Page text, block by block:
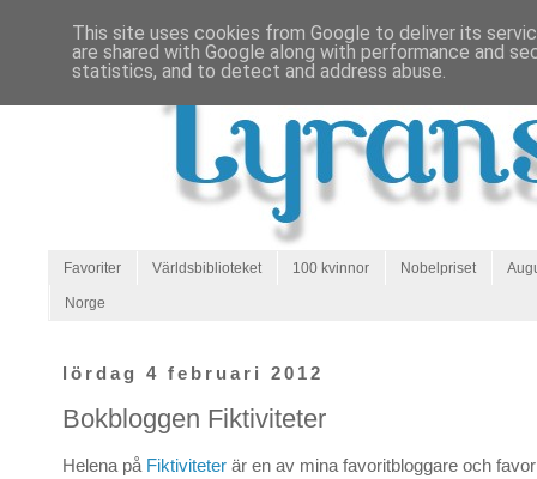
Favoriter Världsbiblioteket 100 kvinnor Nobelpriset
Norge
lördag 4 februari 2012
Bokbloggen Fiktiviteter
Helena på Fiktiviteter är en av mina favoritbloggare och
This site uses cookies from Google to deliver its
are shared with Google along with performance and
statistics, and to detect and address abuse.